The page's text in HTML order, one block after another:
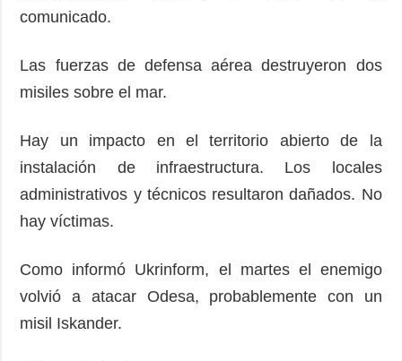
Releases
comunicado.
Las fuerzas de defensa aérea destruyeron dos
misiles sobre el mar.
Hay un impacto en el territorio abierto de la
instalación de infraestructura. Los locales
administrativos y técnicos resultaron dañados. No
hay víctimas.
Como informó Ukrinform, el martes el enemigo
volvió a atacar Odesa, probablemente con un
misil Iskander.